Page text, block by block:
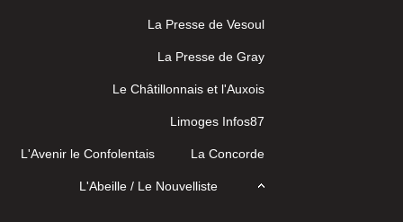
La Presse de Vesoul
La Presse de Gray
Le Châtillonnais et l'Auxois
Limoges Infos87
L'Avenir le Confolentais La Concorde
L'Abeille / Le Nouvelliste